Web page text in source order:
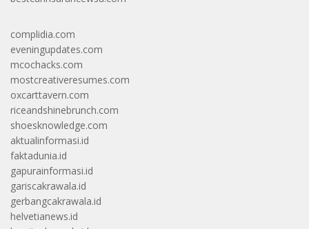
complidia.com
eveningupdates.com
mcochacks.com
mostcreativeresumes.com
oxcarttavern.com
riceandshinebrunch.com
shoesknowledge.com
aktualinformasi.id
faktadunia.id
gapurainformasi.id
gariscakrawala.id
gerbangcakrawala.id
helvetianews.id